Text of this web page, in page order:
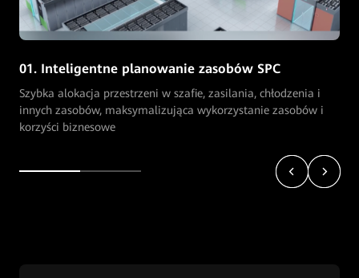
02. Automatyczny audyt zasobów
Automatyczny audyt statusu i przyrostu zasobów, unikanie
niewykorzystania zasobów